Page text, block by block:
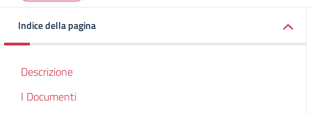
Indice della pagina
Descrizione
I Documenti